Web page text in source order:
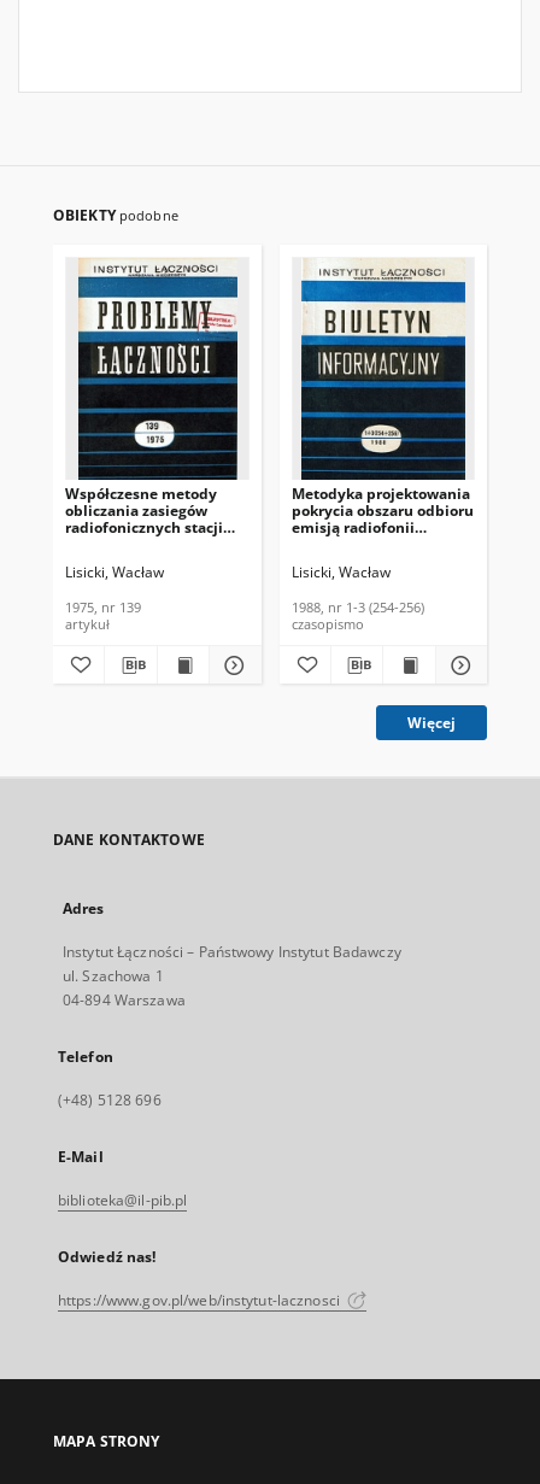
OBIEKTY podobne
Współczesne metody
obliczania zasiegów
radiofonicznych stacji
1975, nr 139
Lisicki, Wacław
1975, nr 139
artykuł
Metodyka projektowania
pokrycia obszaru odbioru
emisją radiofonii
3 (254-256)
Lisicki, Wacław
1988, nr 1-3 (254-256)
czasopismo
Więcej
DANE KONTAKTOWE
Adres
Instytut Łączności – Państwowy Instytut Badawczy
ul. Szachowa 1
04-894 Warszawa
Telefon
(+48) 5128 696
E-Mail
biblioteka@il-pib.pl
Odwiedź nas!
https://www.gov.pl/web/instytut-lacznosci
MAPA STRONY